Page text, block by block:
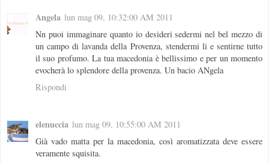
Angela lun mag 09, 10:32:00 AM 2011
Nn puoi immaginare quanto io desideri sedermi nel bel mezzo di
un campo di lavanda della Provenza, stendermi li e sentirne tutto
il suo profumo. La tua macedonia è bellissimo e per un momento
evocherà lo splendore della provenza. Un bacio ANgela
Rispondi
elenuccia lun mag 09, 10:55:00 AM 2011
Già vado matta per la macedonia, così aromatizzata deve essere
veramente squisita.